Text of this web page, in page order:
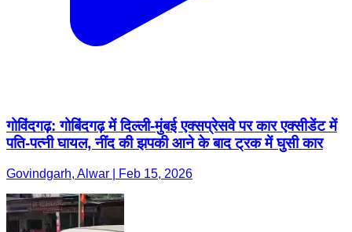
गोविंदगढ़: गोबिंदगढ़ में दिल्ली-मुंबई एक्सप्रेसवे पर कार एक्सीडेंट में
पति-पत्नी घायल, नींद की झपकी आने के बाद ट्रक में घुसी कार
Govindgarh, Alwar | Feb 15, 2026